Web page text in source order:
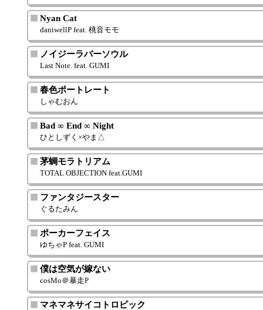
Nyan Cat
daniwellP feat. 桃音モモ
ノイジーラバーソウル
Last Note. feat. GUMI
春色ポートレート
しゃむおん
Bad ∞ End ∞ Night
ひとしずく×やま△
茅蜩モラトリアム
TOTAL OBJECTION feat.GUMI
ファンタジースター
ぐるたみん
ポーカーフェイス
ゆちゃP feat. GUMI
僕は空気が嫁ない
cosMo＠暴走P
マネマネサイコトロピック